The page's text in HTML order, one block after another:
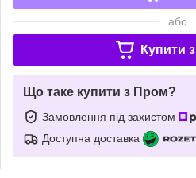
або
Купити з
Що таке купити з Пром?
Замовлення під захистом
Доступна доставка